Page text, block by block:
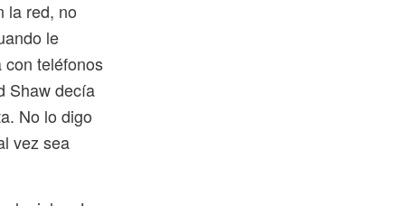
la red, no
le
con teléfonos
Shaw decía
No lo digo
vez sea